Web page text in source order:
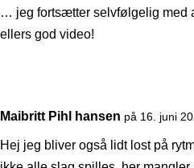
… jeg fortsætter selvfølgelig med
ellers god video!
Maibritt Pihl hansen på 16. juni
Hej jeg bliver også lidt lost på